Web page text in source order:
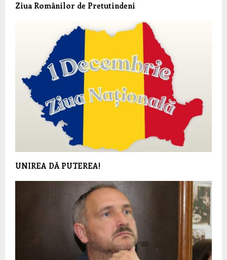
Ziua Românilor de Pretutindeni
UNIREA DĂ PUTEREA!